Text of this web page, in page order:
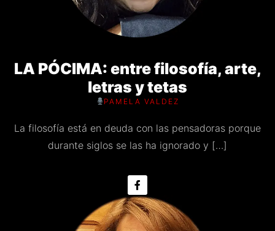
LA PÓCIMA: entre filosofía, arte,
letras y tetas
PAMELA VALDEZ
La filosofía está en deuda con las pensadoras porque
durante siglos se las ha ignorado y […]